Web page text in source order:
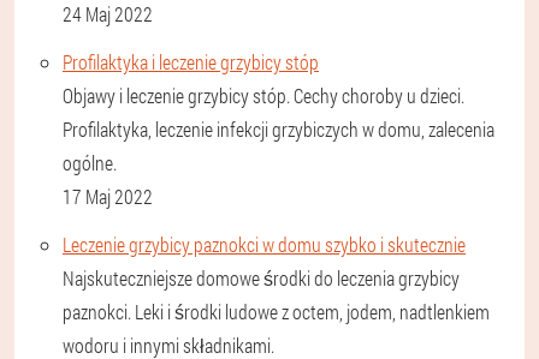
24 Maj 2022
Profilaktyka i leczenie grzybicy stóp
Objawy i leczenie grzybicy stóp. Cechy choroby u dzieci.
Profilaktyka, leczenie infekcji grzybiczych w domu, zalecenia
ogólne.
17 Maj 2022
Leczenie grzybicy paznokci w domu szybko i skutecznie
Najskuteczniejsze domowe środki do leczenia grzybicy
paznokci. Leki i środki ludowe z octem, jodem, nadtlenkiem
wodoru i innymi składnikami.